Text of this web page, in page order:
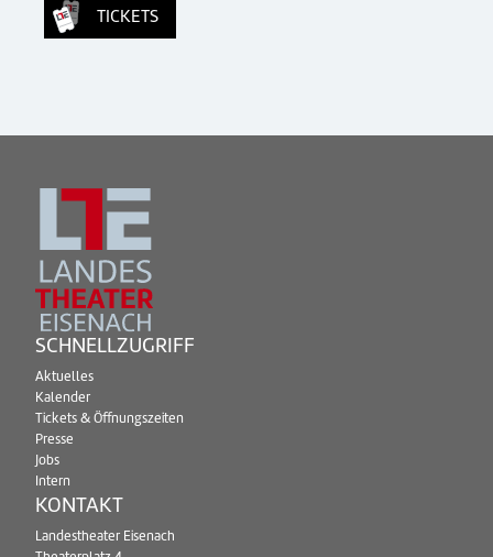
TICKETS
SCHNELLZUGRIFF
Aktuelles
Kalender
Tickets & Öffnungszeiten
Presse
Jobs
Intern
KONTAKT
Landestheater Eisenach